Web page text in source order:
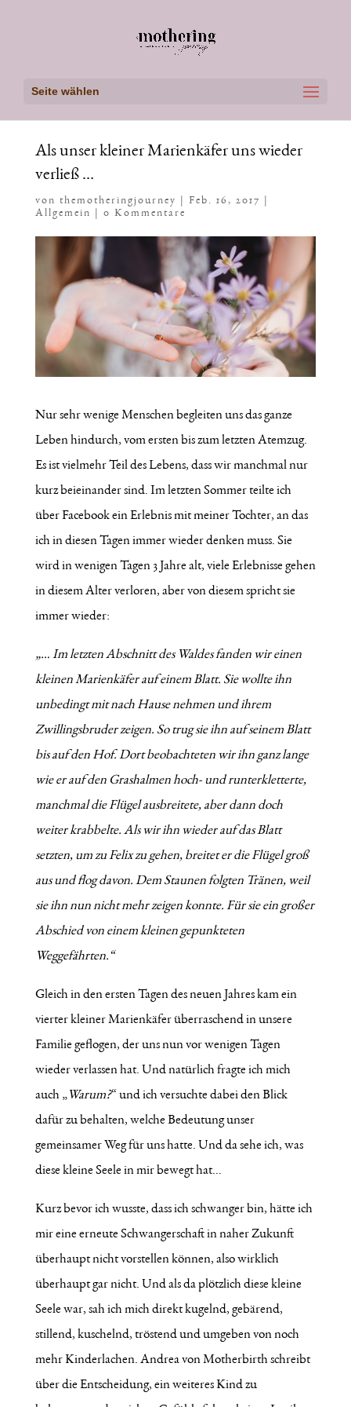
Seite wählen
Als unser kleiner Marienkäfer uns wieder
verließ …
von themotheringjourney Feb. 16, 2017
Allgemein
0 Kommentare
Nur sehr wenige Menschen begleiten uns das ganze
Leben hindurch, vom ersten bis zum letzten Atemzug.
Es ist vielmehr Teil des Lebens, dass wir manchmal nur
kurz beieinander sind. Im letzten Sommer teilte ich
über Facebook ein Erlebnis mit meiner Tochter, an das
ich in diesen Tagen immer wieder denken muss. Sie
wird in wenigen Tagen 3 Jahre alt, viele Erlebnisse gehen
in diesem Alter verloren, aber von diesem spricht sie
immer wieder:
„… Im letzten Abschnitt des Waldes fanden wir einen
kleinen Marienkäfer auf einem Blatt. Sie wollte ihn
unbedingt mit nach Hause nehmen und ihrem
Zwillingsbruder zeigen. So trug sie ihn auf seinem Blatt
bis auf den Hof. Dort beobachteten wir ihn ganz lange
wie er auf den Grashalmen hoch- und runterkletterte,
manchmal die Flügel ausbreitete, aber dann doch
weiter krabbelte. Als wir ihn wieder auf das Blatt
setzten, um zu Felix zu gehen, breitet er die Flügel groß
aus und flog davon. Dem Staunen folgten Tränen, weil
sie ihn nun nicht mehr zeigen konnte. Für sie ein großer
Abschied von einem kleinen gepunkteten
Weggefährten.“
Gleich in den ersten Tagen des neuen Jahres kam ein
vierter kleiner Marienkäfer überraschend in unsere
Familie geflogen, der uns nun vor wenigen Tagen
wieder verlassen hat. Und natürlich fragte ich mich
auch „Warum?“ und ich versuchte dabei den Blick
dafür zu behalten, welche Bedeutung unser
gemeinsamer Weg für uns hatte. Und da sehe ich, was
diese kleine Seele in mir bewegt hat…
Kurz bevor ich wusste, dass ich schwanger bin, hätte ich
mir eine erneute Schwangerschaft in naher Zukunft
überhaupt nicht vorstellen können, also wirklich
überhaupt gar nicht. Und als da plötzlich diese kleine
Seele war, sah ich mich direkt kugelnd, gebärend,
stillend, kuschelnd, tröstend und umgeben von noch
mehr Kinderlachen. Andrea von Motherbirth schreibt
über die Entscheidung, ein weiteres Kind zu